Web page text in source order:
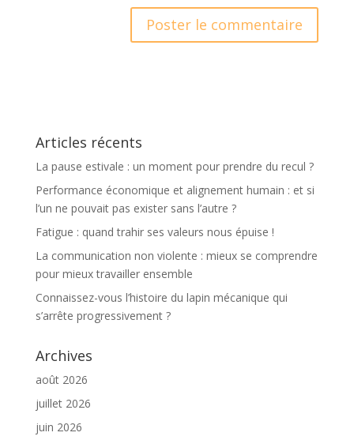
n
a
i
v
e
:
Articles récents
La pause estivale : un moment pour prendre du recul ?
Performance économique et alignement humain : et si
l’un ne pouvait pas exister sans l’autre ?
Fatigue : quand trahir ses valeurs nous épuise !
La communication non violente : mieux se comprendre
pour mieux travailler ensemble
Connaissez-vous l’histoire du lapin mécanique qui
s’arrête progressivement ?
Archives
août 2026
juillet 2026
juin 2026